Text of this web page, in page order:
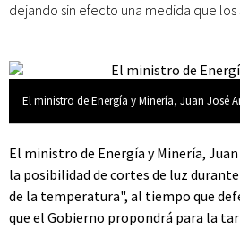
dejando sin efecto una medida que los
El ministro de Energía y Minería, Juan José
El ministro de Energía y Minería,
la posibilidad de cortes de luz
de la temperatura", al tiempo que
que el Gobierno propondrá para la